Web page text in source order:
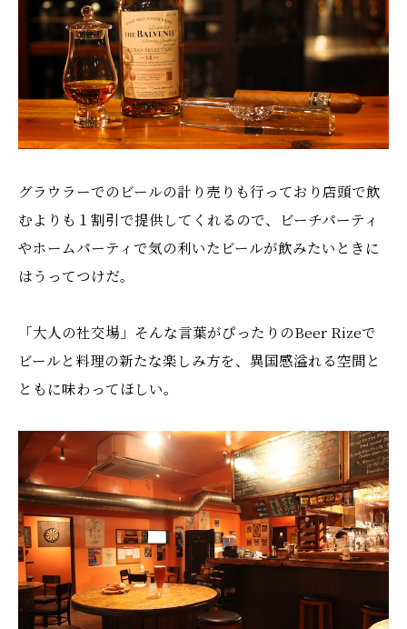
グラウラーでのビールの計り売りも行っており店頭で飲
むよりも１割引で提供してくれるので、ビーチパーティ
やホームパーティで気の利いたビールが飲みたいときに
はうってつけだ。
「大人の社交場」そんな言葉がぴったりのBeer Rizeで
ビールと料理の新たな楽しみ方を、異国感溢れる空間と
ともに味わってほしい。